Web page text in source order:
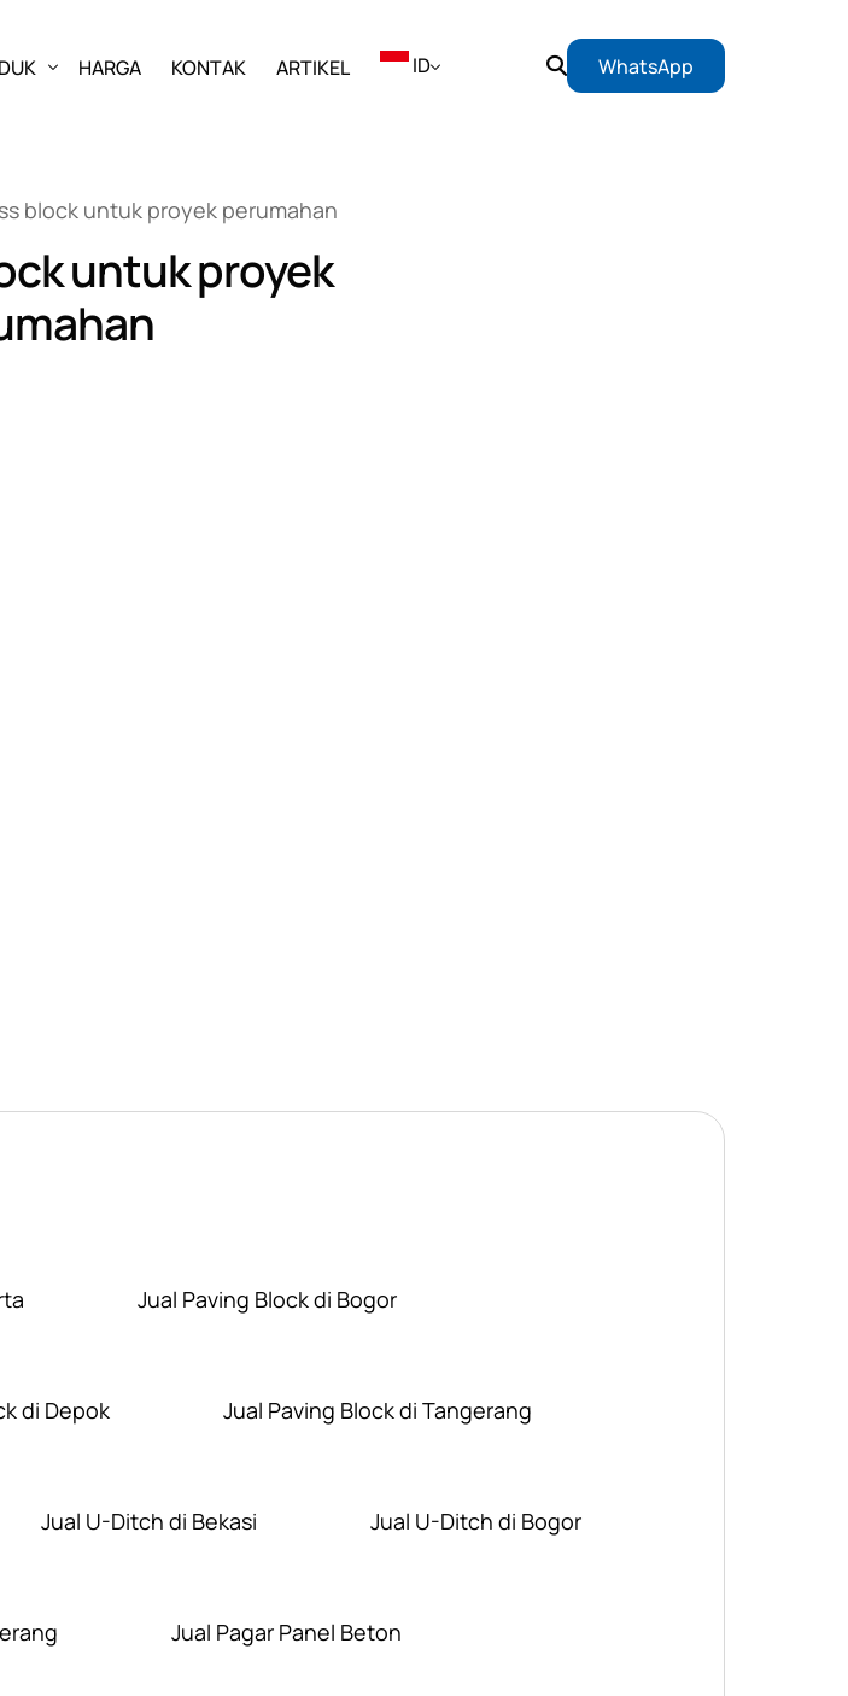
BLOCK
BLOCK
BETON
HARGA KONTAK ARTIKEL ID WhatsApp
block untuk proyek perumahan
untuk proyek
Jual Paving Block di Bogor
di Depok Jual Paving Block di Tangerang
Jual U-Ditch di Bekasi Jual U-Ditch di Bogor
Jual Pagar Panel Beton